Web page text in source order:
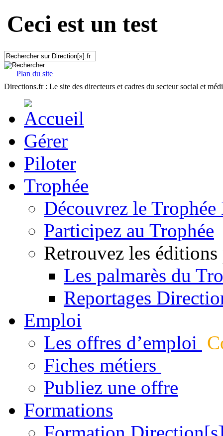
Ceci est un test
Plan du site
Directions.fr : Le site des directeurs et cadres du secteur social et
Gérer
Piloter
Trophée
Découvrez le
Participez au Trophée
Retrouvez les éditions
Les palmarès du
Reportages
Emploi
Les offres d’emploi
Fiches métiers
Publiez une offre
Formations